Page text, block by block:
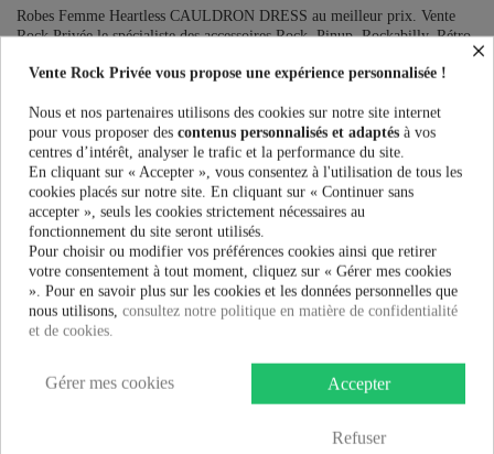
Robes Femme Heartless CAULDRON DRESS au meilleur prix. Vente
Rock Privée le spécialiste des accessoires Rock, Pinup, Rockabilly, Rétro,
avec d'autres options
PRÉVENEZ-MOI LORSQUE LE PRODUIT EST DISPONIBLE
Taille:
Couleur:
×
Vente Rock Privée vous propose une expérience personnalisée !
Nous et nos partenaires utilisons des cookies sur notre site internet
pour vous proposer des contenus personnalisés et adaptés à vos
centres d’intérêt, analyser le trafic et la performance du site.
En cliquant sur « Accepter », vous consentez à l'utilisation de tous les
cookies placés sur notre site. En cliquant sur « Continuer sans
accepter », seuls les cookies strictement nécessaires au
fonctionnement du site seront utilisés.
Pour choisir ou modifier vos préférences cookies ainsi que retirer
votre consentement à tout moment, cliquez sur « Gérer mes cookies
». Pour en savoir plus sur les cookies et les données personnelles que
nous utilisons, consultez notre politique en matière de confidentialité
et de cookies.
Accepter
Refuser
Gérer mes cookies